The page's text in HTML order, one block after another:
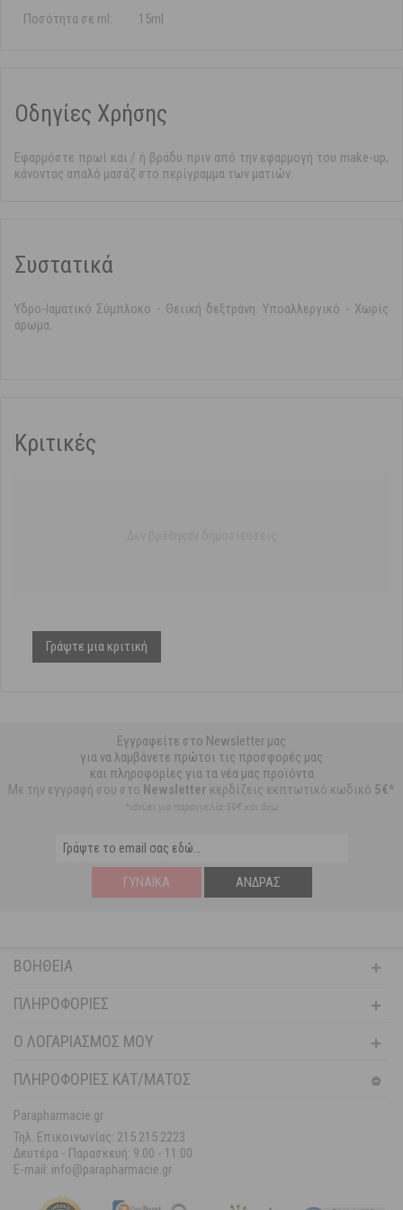
Ποσότητα σε ml: 15ml
Οδηγίες Χρήσης
Εφαρμόστε πρωί και / ή βράδυ πριν από την εφαρμογή του make-up,
κάνοντας απαλό μασάζ στο περίγραμμα των ματιών.
Συστατικά
Υδρο-Ιαματικό Σύμπλοκο - Θειική δεξτράνη. Υποαλλεργικό - Χωρίς
άρωμα.
Κριτικές
Γράψτε μια κριτική
Εγγραφείτε στο Newsletter μας
για να λαμβάνετε πρώτοι τις προσφορές μας
και πληροφορίες για τα νέα μας προϊόντα
Με την εγγραφή σου στο Newsletter κερδίζεις εκπτωτικό κωδικό 5€*
*ισχύει για παραγγελία 59€ και άνω
ΓΥΝΑΊΚΑ ΆΝΔΡΑΣ
ΒΟΉΘΕΙΑ
ΠΛΗΡΟΦΟΡΊΕΣ
Ο ΛΟΓΑΡΙΑΣΜΌΣ ΜΟΥ
ΠΛΗΡΟΦΟΡΙΕΣ ΚΑΤ/ΜΑΤΟΣ
Parapharmacie.gr
Τηλ. Επικοινωνίας: 215 215 2223
Δευτέρα - Παρασκευή: 9:00 - 11:00
E-mail: info@parapharmacie.gr